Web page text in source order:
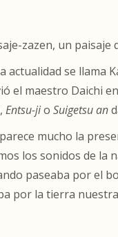
zazen, un paisaje
actualidad se llama
el maestro Daichi
Entsu-jio Suigetsu an
mucho la
los sonidos de la
paseaba por el
por la tierra